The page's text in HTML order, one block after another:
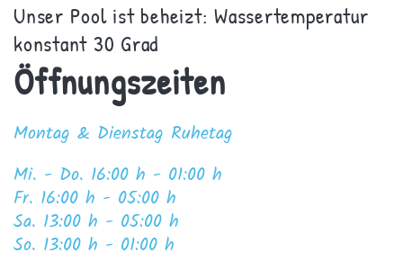
Unser Pool ist beheizt: Wassertemperatur
konstant 30 Grad
Öffnungszeiten
Montag & Dienstag Ruhetag
Mi. - Do. 16:00 h - 01:00 h
Fr. 16:00 h - 05:00 h
Sa. 13:00 h - 05:00 h
So. 13:00 h - 01:00 h